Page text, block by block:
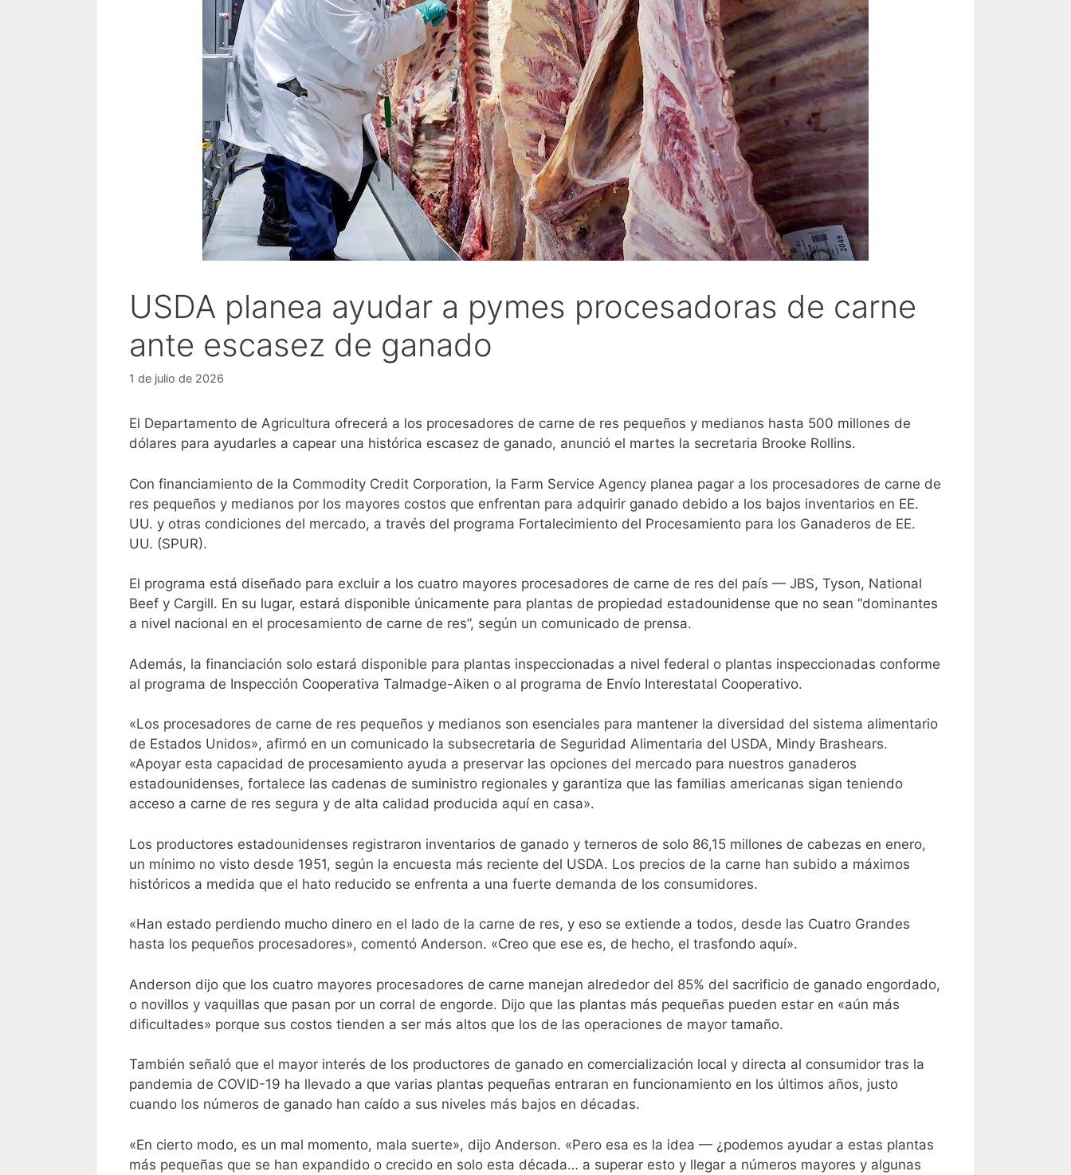
USDA planea ayudar a pymes procesadoras de carne
ante escasez de ganado
1 de julio de 2026
El Departamento de Agricultura ofrecerá a los procesadores de carne de res pequeños y medianos hasta 500 millones de
dólares para ayudarles a capear una histórica escasez de ganado, anunció el martes la secretaria Brooke Rollins.
Con financiamiento de la Commodity Credit Corporation, la Farm Service Agency planea pagar a los procesadores de carne de
res pequeños y medianos por los mayores costos que enfrentan para adquirir ganado debido a los bajos inventarios en EE.
UU. y otras condiciones del mercado, a través del programa Fortalecimiento del Procesamiento para los Ganaderos de EE.
UU. (SPUR).
El programa está diseñado para excluir a los cuatro mayores procesadores de carne de res del país — JBS, Tyson, National
Beef y Cargill. En su lugar, estará disponible únicamente para plantas de propiedad estadounidense que no sean “dominantes
a nivel nacional en el procesamiento de carne de res”, según un comunicado de prensa.
Además, la financiación solo estará disponible para plantas inspeccionadas a nivel federal o plantas inspeccionadas conforme
al programa de Inspección Cooperativa Talmadge-Aiken o al programa de Envío Interestatal Cooperativo.
«Los procesadores de carne de res pequeños y medianos son esenciales para mantener la diversidad del sistema alimentario
de Estados Unidos», afirmó en un comunicado la subsecretaria de Seguridad Alimentaria del USDA, Mindy Brashears.
«Apoyar esta capacidad de procesamiento ayuda a preservar las opciones del mercado para nuestros ganaderos
estadounidenses, fortalece las cadenas de suministro regionales y garantiza que las familias americanas sigan teniendo
acceso a carne de res segura y de alta calidad producida aquí en casa».
Los productores estadounidenses registraron inventarios de ganado y terneros de solo 86,15 millones de cabezas en enero,
un mínimo no visto desde 1951, según la encuesta más reciente del USDA. Los precios de la carne han subido a máximos
históricos a medida que el hato reducido se enfrenta a una fuerte demanda de los consumidores.
«Han estado perdiendo mucho dinero en el lado de la carne de res, y eso se extiende a todos, desde las Cuatro Grandes
hasta los pequeños procesadores», comentó Anderson. «Creo que ese es, de hecho, el trasfondo aquí».
Anderson dijo que los cuatro mayores procesadores de carne manejan alrededor del 85% del sacrificio de ganado engordado,
o novillos y vaquillas que pasan por un corral de engorde. Dijo que las plantas más pequeñas pueden estar en «aún más
dificultades» porque sus costos tienden a ser más altos que los de las operaciones de mayor tamaño.
También señaló que el mayor interés de los productores de ganado en comercialización local y directa al consumidor tras la
pandemia de COVID-19 ha llevado a que varias plantas pequeñas entraran en funcionamiento en los últimos años, justo
cuando los números de ganado han caído a sus niveles más bajos en décadas.
«En cierto modo, es un mal momento, mala suerte», dijo Anderson. «Pero esa es la idea — ¿podemos ayudar a estas plantas
más pequeñas que se han expandido o crecido en solo esta década… a superar esto y llegar a números mayores y algunas